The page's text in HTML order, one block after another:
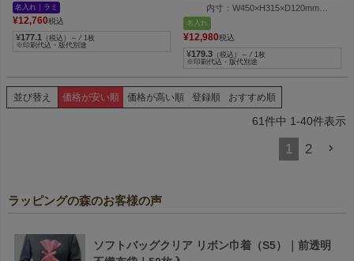
名入れ｜ラミ
¥12,760税込
¥177.1 （税込）～ ⁄ 1枚
※印刷代込・版代別途
内寸：W450×H315×D120mm
外寸：W570×H315×D120mm
名入れ
¥12,980税込
¥179.3 （税込）～ ⁄ 1枚
※印刷代込・版代別途
並び替え 価格が安い順 価格が高い順 登録順 おすすめ順
61件中 1-40件表示
1 2
ラッピングの森のお客様の声
ソフトバッグクリア リボン巾着（S5）｜前透明